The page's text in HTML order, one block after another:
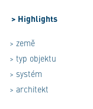
> Highlights
> země
> typ objektu
> systém
> architekt